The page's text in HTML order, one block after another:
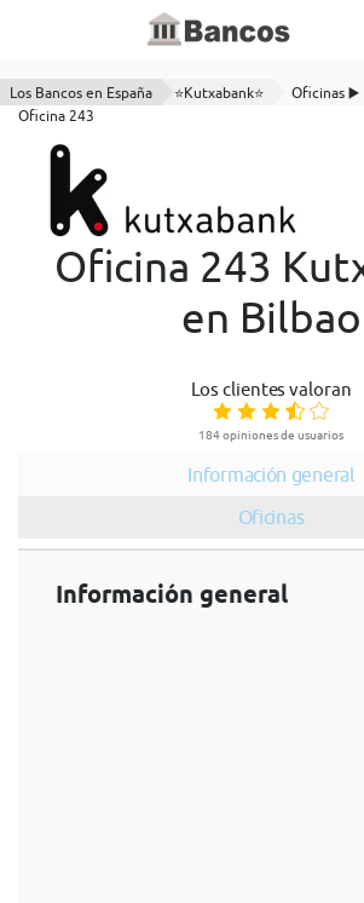
Los Bancos en España ⭐Kutxabank⭐ Oficinas ▶️
Oficina 243
Oficina 243
en Bilbao
Los clientes valoran
184 opiniones de usuarios
Información general
Oficinas
Información general